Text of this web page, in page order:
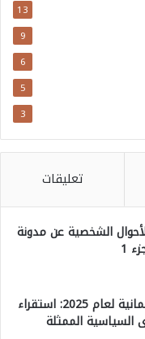
13
9
6
5
3
تعليقات
الشخصية عن مدونة
1
خارطة الانتخابات البرلمانية لعام 2025: استقراء
السياسية الممثلة